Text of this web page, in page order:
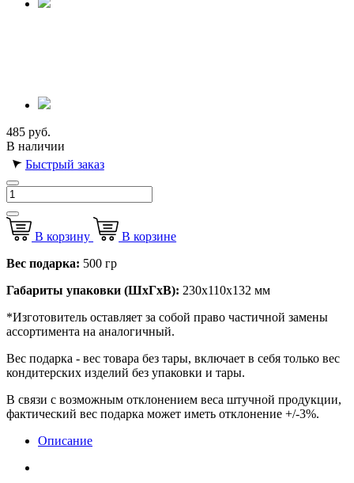
485 руб.
В наличии
Быстрый заказ
В корзину
В корзине
Вес подарка: 500 гр
Габариты упаковки (ШхГхВ): 230х110х132 мм
*Изготовитель оставляет за собой право частичной замены
ассортимента на аналогичный.
Вес подарка - вес товара без тары, включает в себя только вес
кондитерских изделий без упаковки и тары.
В связи с возможным отклонением веса штучной продукции,
фактический вес подарка может иметь отклонение +/-3%.
Описание